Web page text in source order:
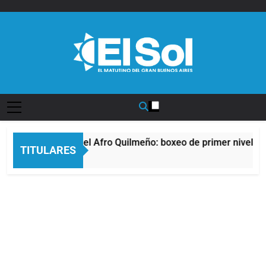
TITULARES
La noche del Afro Quilmeño: boxeo de primer nivel en
8 Horas Atrás